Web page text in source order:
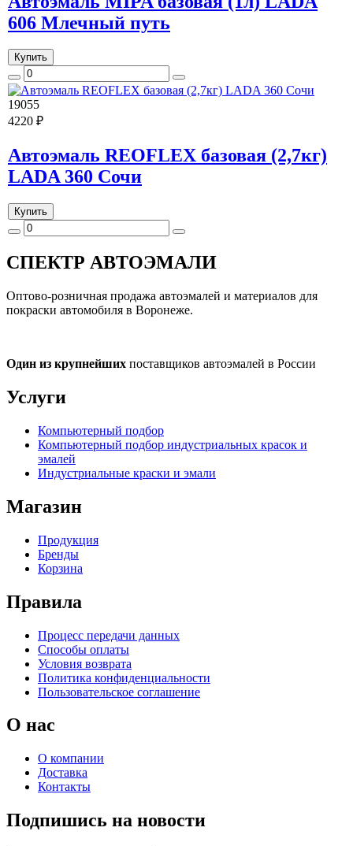
606 Млечный путь
Купить
19055
4220 ₽
Автоэмаль REOFLEX базовая (2,7кг)
LADA 360 Сочи
Купить
СПЕКТР АВТОЭМАЛИ
Оптово-розничная продажа автоэмалей и материалов для
покраски автомобиля в Воронеже.
Один из крупнейших поставщиков автоэмалей в России
Услуги
Компьютерный подбор
Компьютерный подбор индустриальных красок и
эмалей
Индустриальные краски и эмали
Магазин
Продукция
Бренды
Корзина
Правила
Процесс передачи данных
Способы оплаты
Условия возврата
Политика конфиденциальности
Пользовательское соглашение
О нас
О компании
Доставка
Контакты
Подпишись на новости